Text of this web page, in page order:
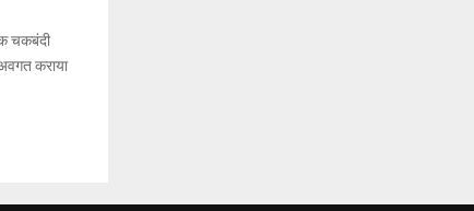
चकबंदी
कराया